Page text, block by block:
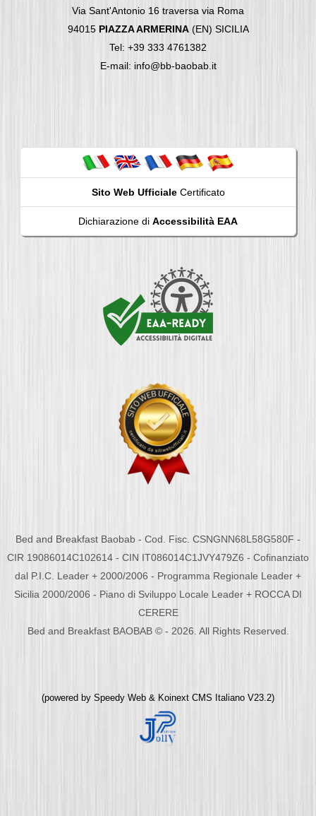
Via Sant'Antonio 16 traversa via Roma
94015 PIAZZA ARMERINA(EN) SICILIA
Tel: +39 333 4761382
E-mail: info@bb-baobab.it
Sito Web UfficialeCertificato
Dichiarazione di Accessibilità EAA
Bed and Breakfast Baobab - Cod. Fisc. CSNGNN68L58G580F -
CIR 19086014C102614 - CIN IT086014C1JVY479Z6 - Cofinanziato
dal P.I.C. Leader + 2000/2006 - Programma Regionale Leader +
Sicilia 2000/2006 - Piano di Sviluppo Locale Leader + ROCCA DI
CERERE
Bed and Breakfast BAOBAB © - 2026. All Rights Reserved.
(powered by Speedy Web & Koinext CMS Italiano V23.2)